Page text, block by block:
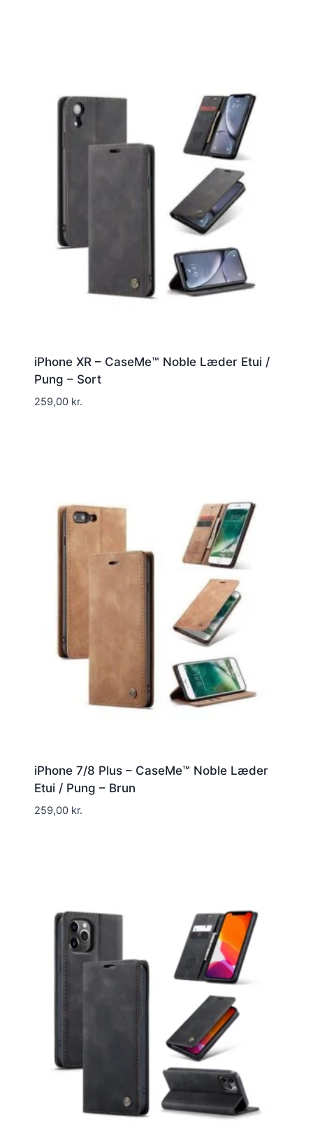
iPhone XR – CaseMe™ Noble Læder Etui /
Pung – Sort
259,00 kr.
iPhone 7/8 Plus – CaseMe™ Noble Læder
Etui / Pung – Brun
259,00 kr.